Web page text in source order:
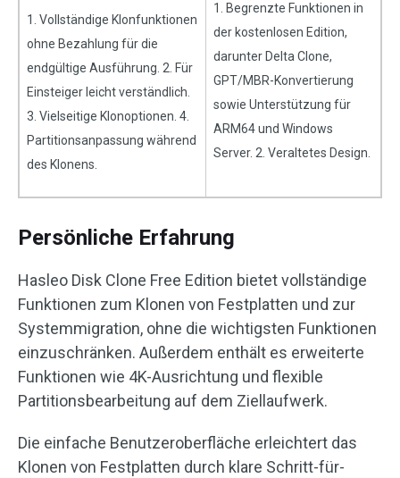
1. Vollständige Klonfunktionen
ohne Bezahlung für die
endgültige Ausführung. 2. Für
Einsteiger leicht verständlich.
3. Vielseitige Klonoptionen. 4.
Partitionsanpassung während
des Klonens.
1. Begrenzte Funktionen in
der kostenlosen Edition,
darunter Delta Clone,
GPT/MBR-Konvertierung
sowie Unterstützung für
ARM64 und Windows
Server. 2. Veraltetes Design.
Persönliche Erfahrung
Hasleo Disk Clone Free Edition bietet vollständige
Funktionen zum Klonen von Festplatten und zur
Systemmigration, ohne die wichtigsten Funktionen
einzuschränken. Außerdem enthält es erweiterte
Funktionen wie 4K-Ausrichtung und flexible
Partitionsbearbeitung auf dem Ziellaufwerk.
Die einfache Benutzeroberfläche erleichtert das
Klonen von Festplatten durch klare Schritt-für-